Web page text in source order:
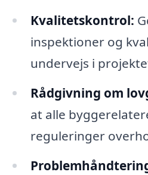
Kvalitetskontrol:
inspektioner og
undervejs i
Rådgivning om
at alle
reguleringer